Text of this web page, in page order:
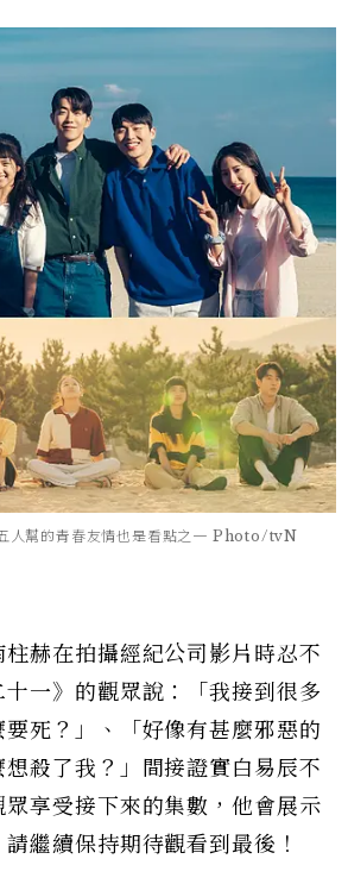
人幫的青春友情也是看點之一 Photo/tvN
赫在拍攝經紀公司影片時忍不
一》的觀眾說：「我接到很多
死？」、「好像有甚麼邪惡的
殺了我？」間接證實白易辰不
享受接下來的集數，他會展示
繼續保持期待觀看到最後！